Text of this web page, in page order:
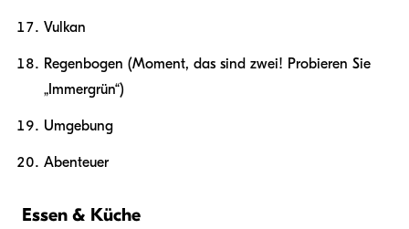
Vulkan
Regenbogen (Moment, das sind zwei! Probieren Sie
„Immergrün“)
Umgebung
Abenteuer
Essen & Küche